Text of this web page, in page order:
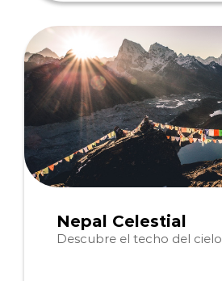
Nepal Celestial
Descubre el techo del cielo